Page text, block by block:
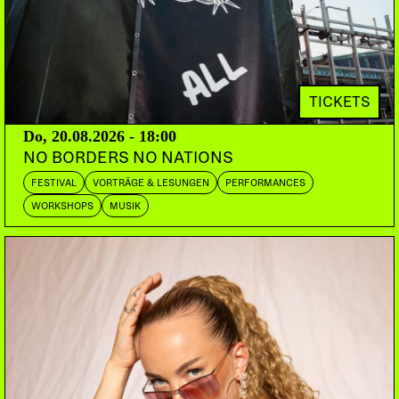
seiner 16. Version auf den Drummer Fabian Kuratli
Mit Spannung darf auch der Auftritt der Al Maslakh
Big Band erwartet werden, welche schon mit ihrer
ungewöhnlichen Instrumentierung die Grenzen
unserer Hörgewohnheiten zu sprengen verspricht.
Ein fulminanter Abschluss des dreitägigen
Festivals ist angesagt, mit Markus Eichenberger
(cl), Mazen Kerbaj (tp), Christine Sehnaoui (as),
Sharif Sehnaoui (guit.), Raed Yassin (b), Christian
Fabian Kuratli (dr).
TICKETS
Do, 20.08.2026 - 18:00
NO BORDERS NO NATIONS
FESTIVAL VORTRÄGE & LESUNGEN PERFORMANCES
WORKSHOPS MUSIK